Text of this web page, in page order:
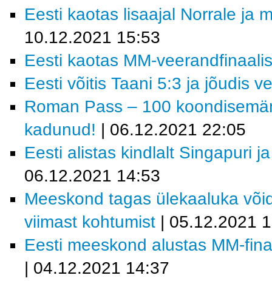
Eesti kaotas lisaajal Norrale ja
10.12.2021 15:53
Eesti kaotas MM-
Eesti võitis Taani 5:3 ja jõudis
Roman Pass – 100
kadunud! | 06.12.2021 22:05
Eesti alistas kindlalt Singapuri
06.12.2021 14:53
Meeskond tagas ülekaaluka
viimast kohtumist | 05.12.2021
Eesti meeskond alustas MM-
| 04.12.2021 14:37